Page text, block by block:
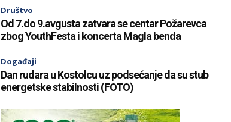
Društvo
Od 7.do 9.avgusta zatvara se centar Požarevca
zbog YouthFesta i koncerta Magla benda
Događaji
Dan rudara u Kostolcu uz podsećanje da su stub
energetske stabilnosti (FOTO)